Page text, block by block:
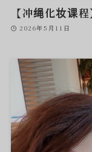
【冲绳化妆课
2026年5月11日